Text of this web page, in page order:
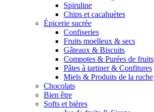
Spiruline
Chips et cacahuètes
Épicerie sucrée
Confiseries
Fruits moelleux & secs
Gâteaux & Biscuits
Compotes & Purées de fruits
Pâtes à tartiner & Confitures
Miels & Produits de la ruche
Chocolats
Bien être
Softs et bières